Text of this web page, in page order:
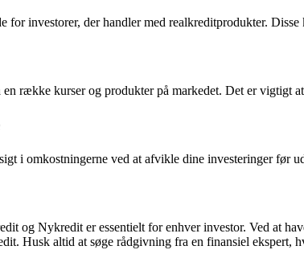
for investorer, der handler med realkreditprodukter.
række kurser og produkter på markedet. Det er vigtigt
i omkostningerne ved at afvikle dine investeringer før
og Nykredit er essentielt for enhver investor. Ved at
Husk altid at søge rådgivning fra en finansiel ekspert,